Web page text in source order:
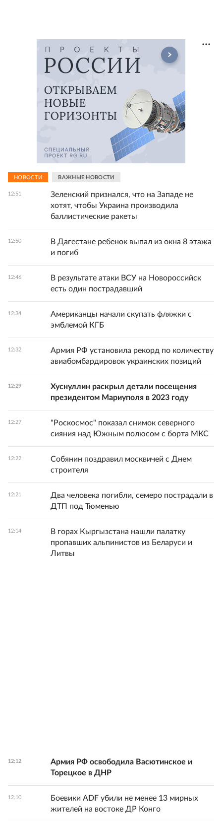
НОВОСТИ ВАЖНЫЕ НОВОСТИ
12:51
Зеленский признался, что на Западе не
хотят, чтобы Украина производила
баллистические ракеты
12:50
В Дагестане ребенок выпал из окна 8 этажа
и погиб
12:46
В результате атаки ВСУ на Новороссийск
есть один пострадавший
12:34
Американцы начали скупать фляжки с
эмблемой КГБ
12:32
Армия РФ установила рекорд по количеству
авиабомбардировок украинских позиций
12:29
Хуснуллин раскрыл детали посещения
президентом Мариуполя в 2023 году
12:27
"Роскосмос" показал снимок северного
сияния над Южным полюсом с борта МКС
12:22
Собянин поздравил москвичей с Днем
строителя
12:21
Два человека погибли, семеро пострадали в
ДТП под Тюменью
12:14
В горах Кыргызстана нашли палатку
пропавших альпинистов из Беларуси и
Литвы
12:12
Армия РФ освободила Васютинское и
Торецкое в ДНР
12:10
Боевики ADF убили не менее 13 мирных
жителей на востоке ДР Конго